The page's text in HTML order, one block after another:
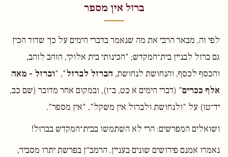
ברזל אין מספר
לפי זה, מבאר הרבי את מה שנאמר בדברי הימים על כך שדוד הכין
גם ברזל לבניין בית־המקדש; "הכינותי בית אלוקי, הזהב לזהב,
והכסף לכסף, והנחושת לנחושת, הברזל לברזל", "וברזל - מאה
אלף ככרים" (דברי הימים א כט, ב־ז), ובמקום אחר מדובר (שם כב,
יד־טז) על "ולנחושת ולברזל אין משקל", "אין מספר".
ושואלים המפרשים: הרי לא השתמשו בבית־המקדש בברזל!
נאמרו אמנם פירושים שונים בעניין. הרמב״ן בפרשת יתרו מסביר,